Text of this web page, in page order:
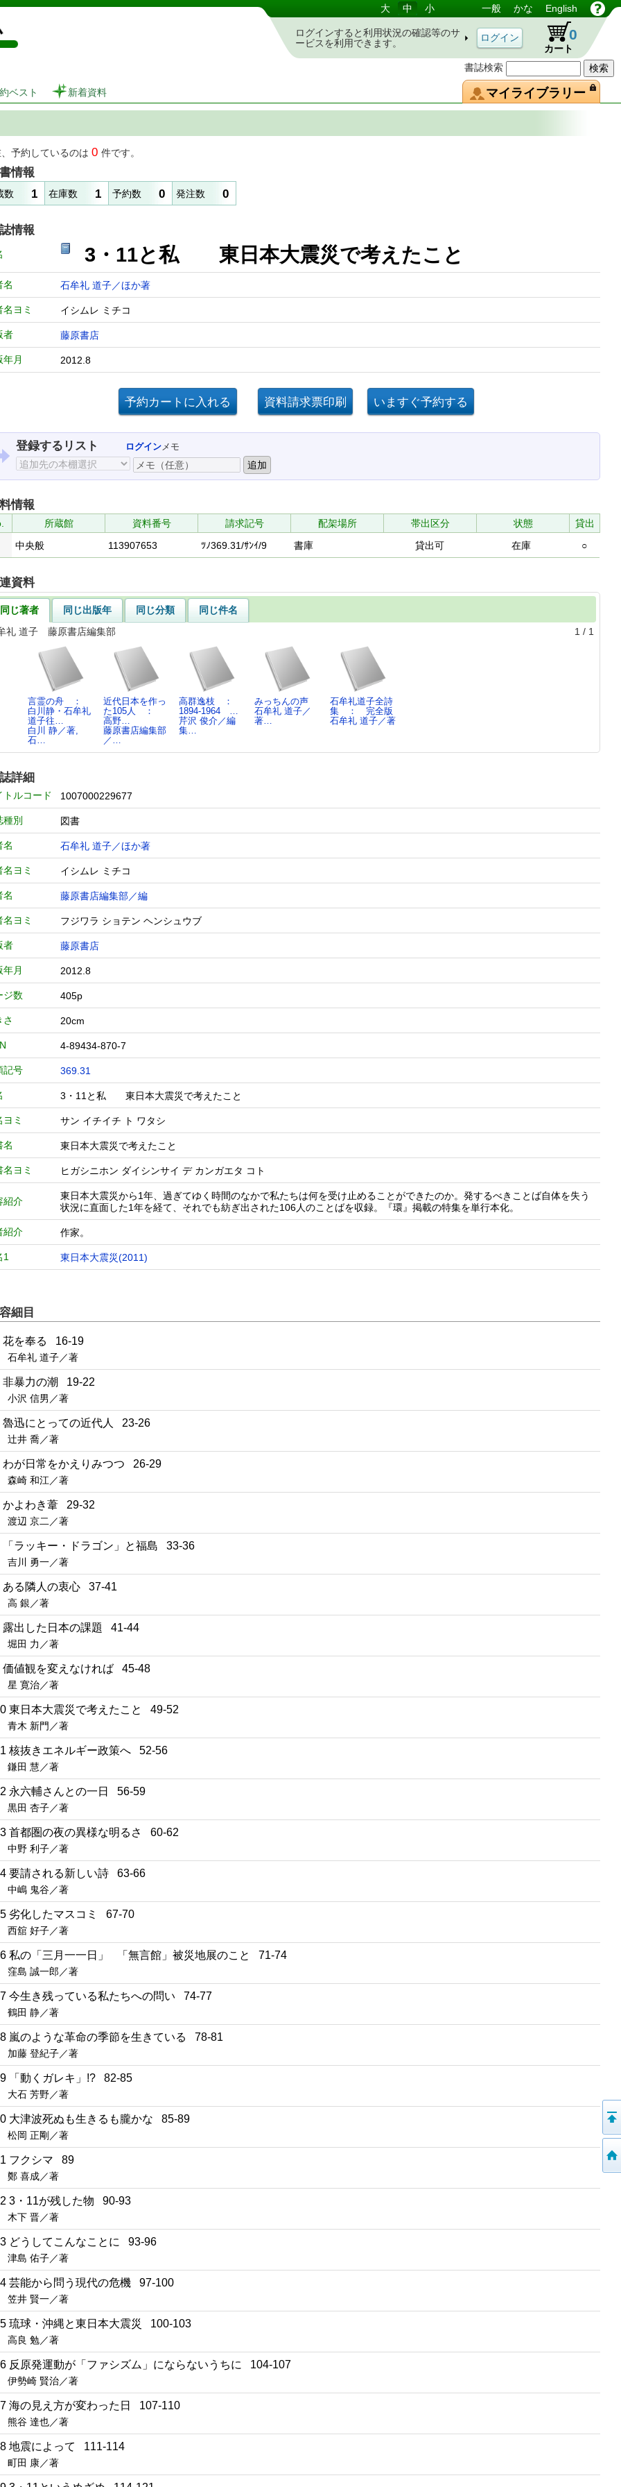
図書館 蔵書検索・予約システム
書誌検索
大 中 小 一般 かな English
ログインすると利用状況の確認等のサ
ービスを利用できます。
カート
0
ベスト 新着資料 マイライブラリー
予約しているのは 0 件です。
情報
数 1 在庫数 1 予約数 0 発注数 0
情報
3・11と私 東日本大震災で考えたこと
名 石牟礼 道子／ほか著
名ヨミ イシムレ ミチコ
者 藤原書店
年月 2012.8
登録するリスト ログインメモ
情報
所蔵館 資料番号 請求記号 配架場所 帯出区分 状態
貸出
中央般
113907653 ﾂﾉ369.31/ｻﾝｲ/9 書庫 貸出可 在庫 ○
資料
同じ著者 同じ出版年 同じ分類
同じ件名
礼 道子 藤原書店編集部
1 / 1
言霊の舟 ：
白川静・石牟礼
道子往…
白川 静／著,
石…
近代日本を作っ
た105人 ：
高野…
藤原書店編集部
／…
高群逸枝 ：
1894-1964 …
芹沢 俊介／編
集…
みっちんの声
石牟礼 道子／
著…
石牟礼道子全詩
集 ： 完全版
石牟礼 道子／著
詳細
トルコード 1007000229677
種別 図書
名 石牟礼 道子／ほか著
名ヨミ イシムレ ミチコ
名 藤原書店編集部／編
名ヨミ フジワラ ショテン ヘンシュウブ
者 藤原書店
年月 2012.8
ジ数 405p
さ 20cm
4-89434-870-7
記号 369.31
3・11と私 東日本大震災で考えたこと
ヨミ サン イチイチ ト ワタシ
名 東日本大震災で考えたこと
名ヨミ ヒガシニホン ダイシンサイ デ カンガエタ コト
紹介
東日本大震災から1年、過ぎてゆく時間のなかで私たちは何を受け止めることができたのか。発するべきことば自体を失う
状況に直面した1年を経て、それでも紡ぎ出された106人のことばを収録。『環』掲載の特集を単行本化。
紹介 作家。
1 東日本大震災(2011)
細目
花を奉る 16-19
石牟礼 道子／著
非暴力の潮 19-22
小沢 信男／著
魯迅にとっての近代人 23-26
辻井 喬／著
わが日常をかえりみつつ 26-29
森崎 和江／著
かよわき葦 29-32
渡辺 京二／著
「ラッキー・ドラゴン」と福島 33-36
吉川 勇一／著
ある隣人の衷心 37-41
高 銀／著
露出した日本の課題 41-44
堀田 力／著
価値観を変えなければ 45-48
星 寛治／著
東日本大震災で考えたこと 49-52
青木 新門／著
核抜きエネルギー政策へ 52-56
鎌田 慧／著
永六輔さんとの一日 56-59
黒田 杏子／著
首都圏の夜の異様な明るさ 60-62
中野 利子／著
要請される新しい詩 63-66
中嶋 鬼谷／著
劣化したマスコミ 67-70
西舘 好子／著
私の「三月一一日」 「無言館」被災地展のこと 71-74
窪島 誠一郎／著
今生き残っている私たちへの問い 74-77
鶴田 静／著
嵐のような革命の季節を生きている 78-81
加藤 登紀子／著
「動くガレキ」!? 82-85
大石 芳野／著
大津波死ぬも生きるも朧かな 85-89
松岡 正剛／著
フクシマ 89
鄭 喜成／著
3・11が残した物 90-93
木下 晋／著
どうしてこんなことに 93-96
津島 佑子／著
芸能から問う現代の危機 97-100
笠井 賢一／著
琉球・沖縄と東日本大震災 100-103
高良 勉／著
反原発運動が「ファシズム」にならないうちに 104-107
伊勢崎 賢治／著
海の見え方が変わった日 107-110
熊谷 達也／著
地震によって 111-114
町田 康／著